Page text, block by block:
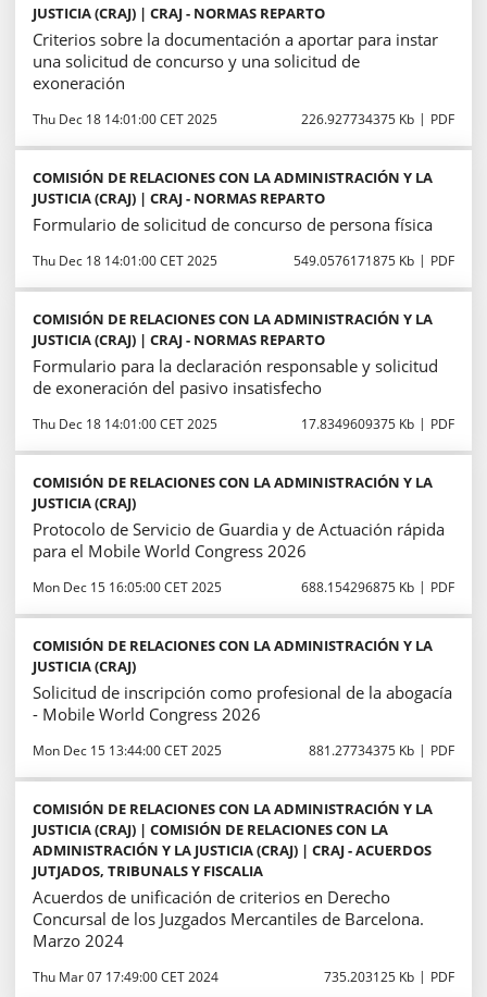
JUSTICIA (CRAJ) | CRAJ - NORMAS REPARTO
Criterios sobre la documentación a aportar para instar
una solicitud de concurso y una solicitud de
exoneración
Thu Dec 18 14:01:00 CET 2025 226.927734375 Kb PDF
COMISIÓN DE RELACIONES CON LA ADMINISTRACIÓN Y LA
JUSTICIA (CRAJ) | CRAJ - NORMAS REPARTO
Formulario de solicitud de concurso de persona física
Thu Dec 18 14:01:00 CET 2025 549.0576171875 Kb PDF
COMISIÓN DE RELACIONES CON LA ADMINISTRACIÓN Y LA
JUSTICIA (CRAJ) | CRAJ - NORMAS REPARTO
Formulario para la declaración responsable y solicitud
de exoneración del pasivo insatisfecho
Thu Dec 18 14:01:00 CET 2025 17.8349609375 Kb PDF
COMISIÓN DE RELACIONES CON LA ADMINISTRACIÓN Y LA
JUSTICIA (CRAJ)
Protocolo de Servicio de Guardia y de Actuación rápida
para el Mobile World Congress 2026
Mon Dec 15 16:05:00 CET 2025 688.154296875 Kb PDF
COMISIÓN DE RELACIONES CON LA ADMINISTRACIÓN Y LA
JUSTICIA (CRAJ)
Solicitud de inscripción como profesional de la abogacía
- Mobile World Congress 2026
Mon Dec 15 13:44:00 CET 2025 881.27734375 Kb PDF
COMISIÓN DE RELACIONES CON LA ADMINISTRACIÓN Y LA
JUSTICIA (CRAJ) | COMISIÓN DE RELACIONES CON LA
ADMINISTRACIÓN Y LA JUSTICIA (CRAJ) | CRAJ - ACUERDOS
JUTJADOS, TRIBUNALS Y FISCALIA
Acuerdos de unificación de criterios en Derecho
Concursal de los Juzgados Mercantiles de Barcelona.
Marzo 2024
Thu Mar 07 17:49:00 CET 2024 735.203125 Kb PDF